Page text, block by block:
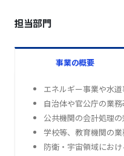
担当部門
事業の概要
エネルギー事業や水
自治体や官公庁の業
公共機関の会計処理
学校等、教育機関の
防衛・宇宙領域にお